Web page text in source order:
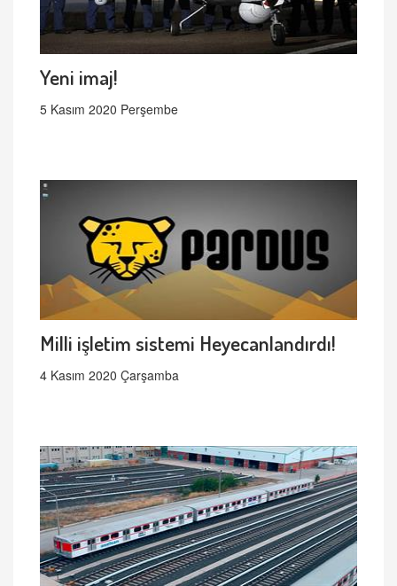
Yeni imaj!
5 Kasım 2020 Perşembe
Milli işletim sistemi Heyecanlandırdı!
4 Kasım 2020 Çarşamba